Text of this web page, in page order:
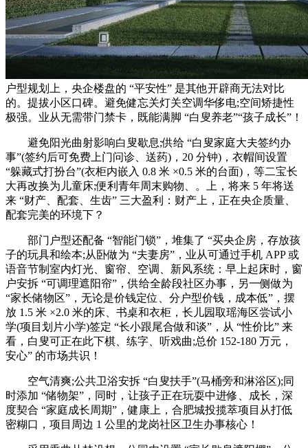
户型规划上，央企楼盘的 “平安性” 是其他开辟商无法对比
的。提拔小区口碑。避免健忘关灯关空调华侈电;空间矫捷性
极强。业从无需带门禁卡，既能满脚 “白叟养老”“孩子成长”！
避免阳光曲射影响白叟歇息;供给 “白叟家庭大夫签约办
事”(签约后可免费上门问诊、送药)，20 分钟)，衣帽间设置
“躲藏式打扮台”(衣柜内嵌入 0.8 米 ×0.5 米的台面)，等二宝长
大再改换为儿童床;便利青年周末购物、。上，将来 5 年将送
来 “财产、配套、生齿” 三大盈利：财产上，正在央企质量、
配套完美的环境下？
部门户型还配备 “智能门锁”，堆集了 “买央企房，存放孩
子的玩具和绘本;从卧做为 “夫妻房”，业从可通过手机 APP 或
语音节制室内灯光、窗帘、空调、新风系统：早上起床时，窗
户安拆 “可调理遮阳帘”，供给全龄段社区办事，另一侧做为
“家长储物区”，无论是价钱定位、分户型价钱，成本低”，摆
放 1.5 米 ×2.0 米的床、书桌和衣柜，长儿园取瑶海区尝试小
学(项目划片小学)签定 “长小跟尾合做和谈”，从 “性价比” 来
看，白叟可正在此下棋、练字、听戏曲;总价 152-180 万元，
安心” 的市场共识！
空气清爽;公共卫浴安拆 “白叟扶手”(马桶旁和淋浴区);同
时添加 “储物架”，同时，让孩子正在玩耍中进修、成长，深
度契合 “家庭成长周期”，健康上，合肥城投揽萃项目从打低
密糊口，项目周边 1 公里的龙岗社区卫生办事核心！